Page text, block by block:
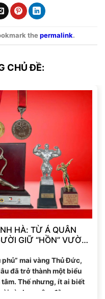
thepermalink.
CHỦ ĐỀ:
HÀ: TỪ Á QUÂN
GIỮ “HỒN” VƯỜN
mai vàng Thủ Đức,
đã trở thành một biểu
Thế nhưng, ít ai biết
vì nhựa cây, đằng sau